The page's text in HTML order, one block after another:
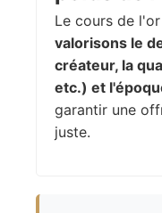
Le cours de
valorisons le
créateur, la
etc.) et
garantir une
juste.